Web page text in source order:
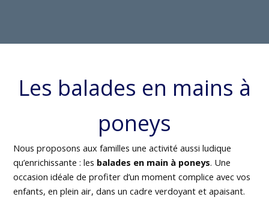
Les balades en mains à
poneys
Nous proposons aux familles une activité aussi ludique
qu’enrichissante : les balades en main à poneys. Une
occasion idéale de profiter d’un moment complice avec vos
enfants, en plein air, dans un cadre verdoyant et apaisant.